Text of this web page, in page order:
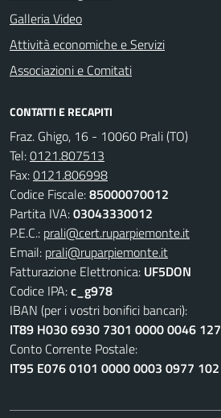
Galleria Video
Attività economiche e Servizi
Associazioni e Comitati
CONTATTI E RECAPITI
Fraz. Ghigo, 16 - 10060 Prali (TO)
Tel:0121.807513
Fax:0121.806998
Codice Fiscale:85000070012
Partita IVA:03043330012
P.E.C.: prali@cert.ruparpiemonte.it
Email: prali@ruparpiemonte.it
Fatturazione Elettronica: UF5DON
Codice IPA:c_g978
IBAN (per i vostri bonifici bancari):
IT89 H030 6930 7301 0000 0046 127
Conto Corrente Postale:
IT95 E076 0101 0000 0003 0977 102